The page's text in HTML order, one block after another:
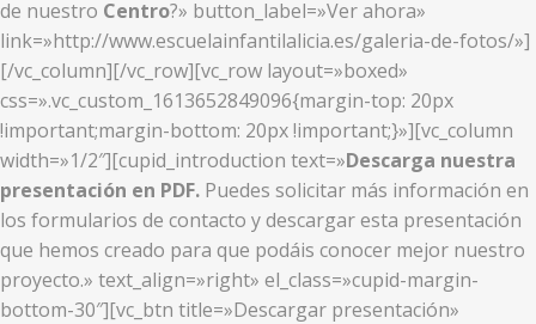
de nuestro Centro?» button_label=»Ver ahora»
link=»http://www.escuelainfantilalicia.es/galeria-de-fotos/»]
[/vc_column][/vc_row][vc_row layout=»boxed»
css=».vc_custom_1613652849096{margin-top: 20px
!important;margin-bottom: 20px !important;}»][vc_column
width=»1/2″][cupid_introduction text=»Descarga nuestra
presentación en PDF. Puedes solicitar más información en
los formularios de contacto y descargar esta presentación
que hemos creado para que podáis conocer mejor nuestro
proyecto.» text_align=»right» el_class=»cupid-margin-
bottom-30″][vc_btn title=»Descargar presentación»